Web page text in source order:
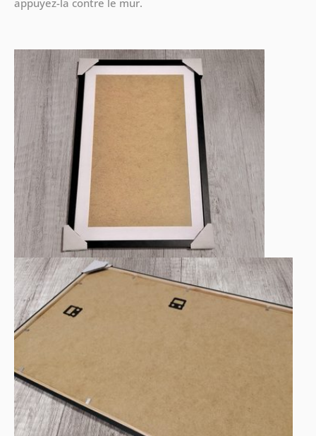
appuyez-la contre le mur.